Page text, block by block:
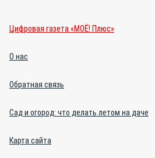
Цифровая газета «МОЁ! Плюс»
О нас
Обратная связь
Сад и огород: что делать летом на даче
Карта сайта